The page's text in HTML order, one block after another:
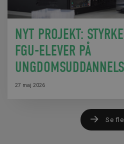
NYT PROJEKT:
FGU-ELEVER PÅ
27 maj 2026
Se